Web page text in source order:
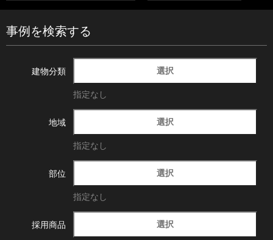
事例を検索する
建物分類 選択
指定なし
地域 選択
指定なし
部位 選択
指定なし
採用商品 選択